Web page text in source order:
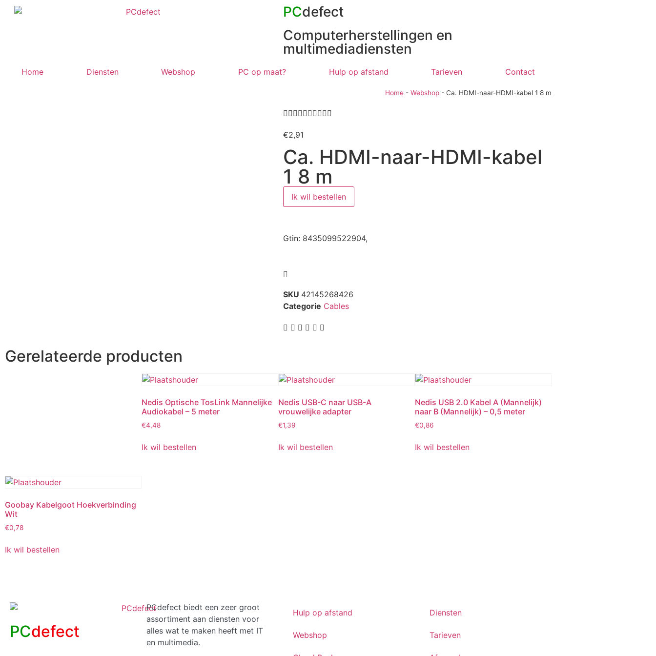
PCdefect
Computerherstellingen en
multimediadiensten
Home Diensten Webshop PC op maat? Hulp op afstand Tarieven Contact
Home - Webshop - Ca. HDMI-naar-HDMI-kabel 1 8 m

€2,91
Ca. HDMI-naar-HDMI-kabel
1 8 m
Ik wil bestellen
Gtin: 8435099522904,
SKU 42145268426
Categorie Cables
Gerelateerde producten
Nedis Optische TosLink Mannelijke
Audiokabel – 5 meter
€4,48
Ik wil bestellen
Nedis USB-C naar USB-A
vrouwelijke adapter
€1,39
Ik wil bestellen
Nedis USB 2.0 Kabel A (Mannelijk)
naar B (Mannelijk) – 0,5 meter
€0,86
Ik wil bestellen
Goobay Kabelgoot Hoekverbinding
Wit
€0,78
Ik wil bestellen
PCdefect
PCdefect biedt een zeer groot
assortiment aan diensten voor
alles wat te maken heeft met IT
en multimedia.
Hulp op afstand
Webshop
Diensten
Tarieven